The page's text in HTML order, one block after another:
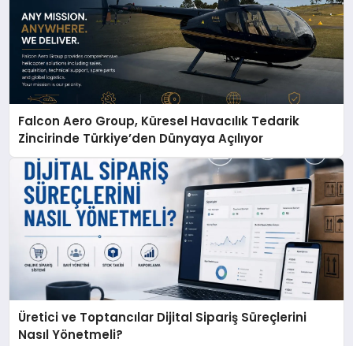
Falcon Aero Group, Küresel Havacılık Tedarik
Zincirinde Türkiye’den Dünyaya Açılıyor
Üretici ve Toptancılar Dijital Sipariş Süreçlerini
Nasıl Yönetmeli?